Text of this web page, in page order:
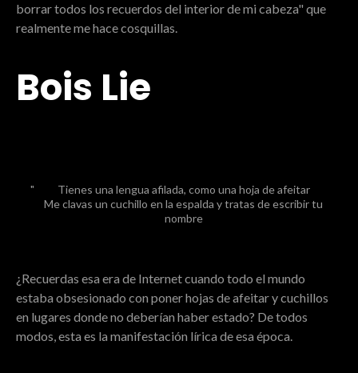
borrar todos los recuerdos del interior de mi cabeza" que
realmente me hace cosquillas.
Bois Lie
Tienes una lengua afilada, como una hoja de afeitar
Me clavas un cuchillo en la espalda y tratas de escribir tu
nombre
¿Recuerdas esa era de Internet cuando todo el mundo
estaba obsesionado con poner hojas de afeitar y cuchillos
en lugares donde no deberían haber estado? De todos
modos, esta es la manifestación lírica de esa época.